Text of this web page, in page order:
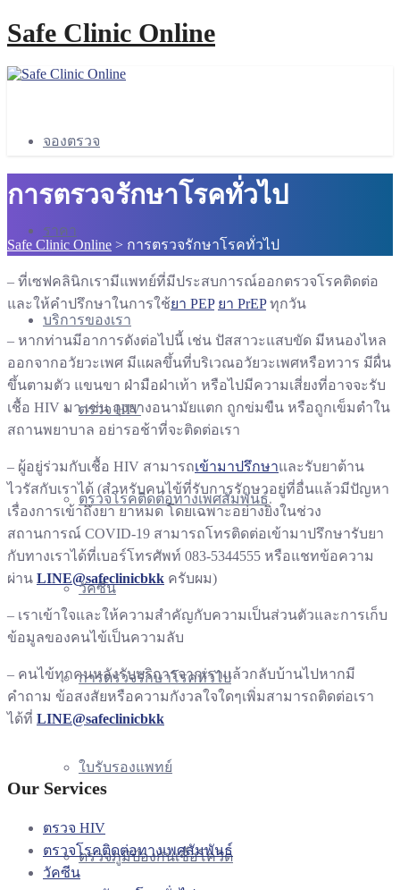
Safe Clinic Online
จองตรวจ
ราคา
บริการของเรา
ตรวจ HIV
ตรวจโรคติดต่อทางเพศสัมพันธ์
วัคซีน
การตรวจรักษาโรคทั่วไป
ใบรับรองแพทย์
ตรวจภูมิป้องกันเชื้อโควิด
การตรวจรักษาโรคทั่วไป
Safe Clinic Online > การตรวจรักษาโรคทั่วไป
– ที่เซฟคลินิกเรามีแพทย์ที่มีประสบการณ์ออกตรวจโรคติดต่อ
และให้คำปรึกษาในการใช้ยา PEP ยา PrEPทุกวัน
– หากท่านมีอาการดังต่อไปนี้ เช่น ปัสสาวะแสบขัด มีหนองไหล
ออกจากอวัยวะเพศ มีแผลขึ้นที่บริเวณอวัยวะเพศหรือทวาร มีผื่น
ขึ้นตามตัว แขนขา ฝ่ามือฝ่าเท้า หรือไปมีความเสี่ยงที่อาจจะรับ
เชื้อ HIV มา เช่น ถุงยางอนามัยแตก ถูกข่มขืน หรือถูกเข็มตำใน
สถานพยาบาล อย่ารอช้าที่จะติดต่อเรา
– ผู้อยู่ร่วมกับเชื้อ HIV สามารถเข้ามาปรึกษาและรับยาต้าน
ไวรัสกับเราได้ (สำหรับคนไข้ที่รับการรักษาอยู่ที่อื่นแล้วมีปัญหา
เรื่องการเข้าถึงยา ยาหมด โดยเฉพาะอย่างยิ่งในช่วง
สถานการณ์ COVID-19 สามารถโทรติดต่อเข้ามาปรึกษารับยา
กับทางเราได้ที่เบอร์โทรศัพท์ 083-5344555 หรือแชทข้อความ
ผ่าน LINE@safeclinicbkk ครับผม)
– เราเข้าใจและให้ความสำคัญกับความเป็นส่วนตัวและการเก็บ
ข้อมูลของคนไข้เป็นความลับ
– คนไข้ทุกคนหลังรับบริการจากเราแล้วกลับบ้านไปหากมี
คำถาม ข้อสงสัยหรือความกังวลใจใดๆเพิ่มสามารถติดต่อเรา
ได้ที่ LINE@safeclinicbkk
Our Services
ตรวจ HIV
ตรวจโรคติดต่อทางเพศสัมพันธ์
วัคซีน